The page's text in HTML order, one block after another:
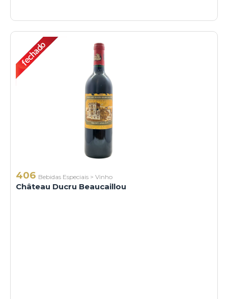
406 Bebidas Especiais > Vinho
Château Ducru Beaucaillou